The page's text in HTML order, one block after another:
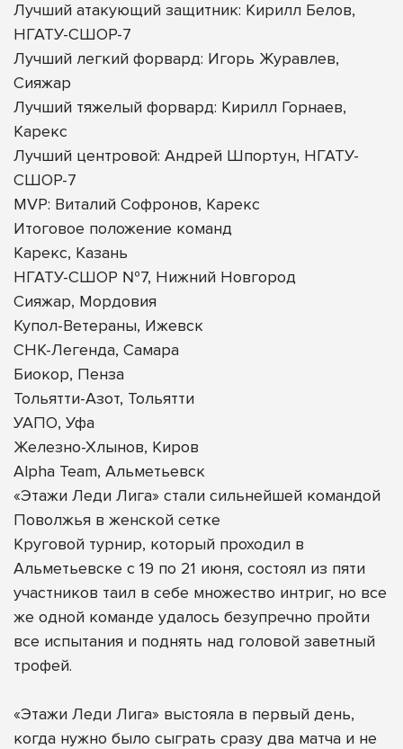
Лучший атакующий защитник: Кирилл Белов,
НГАТУ-СШОР-7
Лучший легкий форвард: Игорь Журавлев,
Сияжар
Лучший тяжелый форвард: Кирилл Горнаев,
Карекс
Лучший центровой: Андрей Шпортун, НГАТУ-
СШОР-7
MVP: Виталий Софронов, Карекс
Итоговое положение команд
Карекс, Казань
НГАТУ-СШОР №7, Нижний Новгород
Сияжар, Мордовия
Купол-Ветераны, Ижевск
СНК-Легенда, Самара
Биокор, Пенза
Тольятти-Азот, Тольятти
УАПО, Уфа
Железно-Хлынов, Киров
Alpha Team, Альметьевск
«Этажи Леди Лига» стали сильнейшей командой
Поволжья в женской сетке
Круговой турнир, который проходил в
Альметьевске с 19 по 21 июня, состоял из пяти
участников таил в себе множество интриг, но все
же одной команде удалось безупречно пройти
все испытания и поднять над головой заветный
трофей.
«Этажи Леди Лига» выстояла в первый день,
когда нужно было сыграть сразу два матча и не